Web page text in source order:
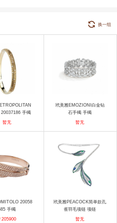
换一组
手镯
暂无
玳美雅EMOZIONI白金钻
石手镯 手镯
暂无
20058
手镯
205900
玳美雅PEACOCK简单款孔
雀羽毛项链 项链
暂无